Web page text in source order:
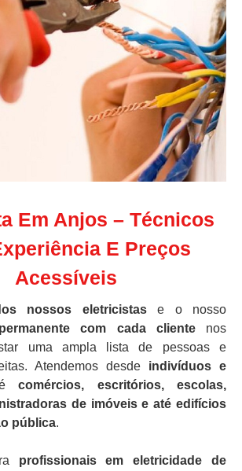
Em Anjos – Técnicos
E Preços
Acessíveis
nossos eletricistase o nosso
com cada clientenos
uma ampla lista de pessoas e
Atendemos desde indivíduos e
comércios, escritórios, escolas,
de imóveis e até edifícios
pública.
profissionais em eletricidade de